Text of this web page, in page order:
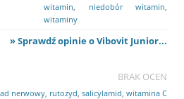
witamin
niedobór witamin
witaminy
» Sprawdź opinie o Vibovit Junior...
BRAK OCEN
nerwowy rutozyd salicylamid witamina C